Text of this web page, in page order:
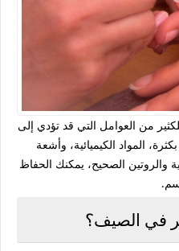
من العوامل التي قد تؤدي إلى
المواد الكيميائية، وأشعة
والروتين الصحيح، يمكنك الحفاظ
في الصيف؟